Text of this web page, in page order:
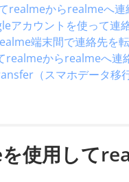
realmeからrealmeへ連
アカウントを使って連
端末間で連絡先を
realmeからrealmeへ連
（スマホデータ移
使用して